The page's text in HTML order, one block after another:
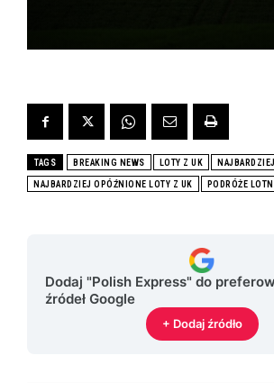
TAGS BREAKING NEWS LOTY Z UK
NAJBARDZIEJ OPÓŹNIONE LOTY Z UK PODRÓŻE
Dodaj "Polish Express" do
źródeł Google
+ Dodaj źródło